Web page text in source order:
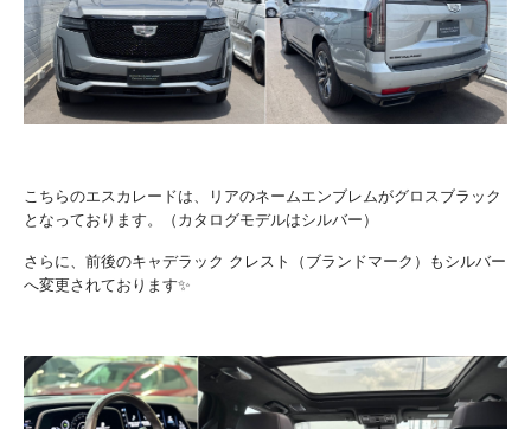
こちらのエスカレードは、リアのネームエンブレムがグロスブラック
となっております。（カタログモデルはシルバー）
さらに、前後のキャデラック クレスト（ブランドマーク）もシルバー
へ変更されております✨